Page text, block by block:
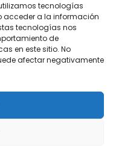
tecnologías
a la información
tecnologías nos
de
en este sitio. No
afectar negativamente